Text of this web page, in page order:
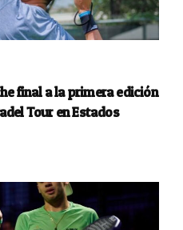
final a la primera edición
Tour en Estados